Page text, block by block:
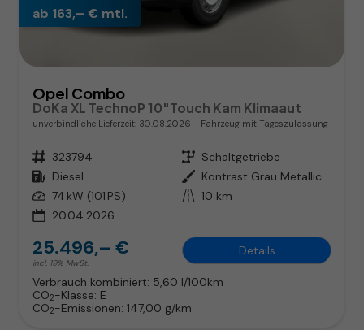
ab 163,– € mtl.
Opel Combo
DoKa XL TechnoP 10"Touch Kam Klimaaut
unverbindliche Lieferzeit: 30.08.2026 Fahrzeug mit Tageszulassung
Fahrzeugnr. 323794 Getriebe Schaltgetriebe
Kraftstoff Diesel Außenfarbe Kontrast Grau Metallic
Leistung 74 kW (101 PS) Kilometerstand 10 km
20.04.2026
25.496,– €
incl. 19% MwSt.
Details
Verbrauch kombiniert: 5,60 l/100km
CO2-Klasse: E
CO2-Emissionen: 147,00 g/km